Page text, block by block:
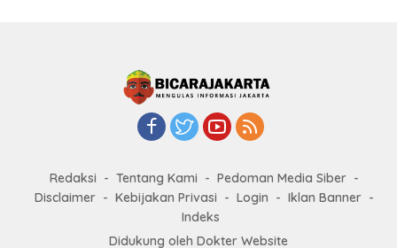
Redaksi Tentang Kami
Pedoman Media Siber
Disclaimer
Kebijakan Privasi Login
Iklan Banner
Indeks
Didukung oleh Dokter Website